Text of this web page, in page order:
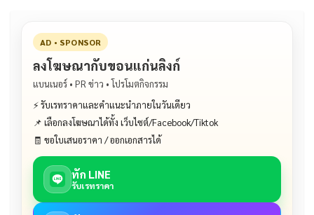
AD • SPONSOR
ลงโฆษณากับขอนแก่นลิงก์
แบนเนอร์ • PR ข่าว • โปรโมตกิจกรรม
⚡ รับเรทราคาและคำแนะนำภายในวันเดียว
📌 เลือกลงโฆษณาได้ทั้ง เว็บไซต์/Facebook/Tiktok
🧾 ขอใบเสนอราคา / ออกเอกสารได้
ทัก LINE
รับเรทราคา